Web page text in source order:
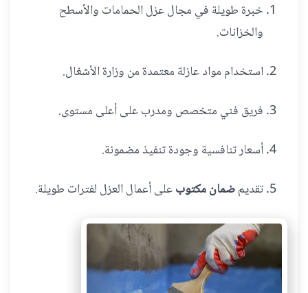
خبرة طويلة في مجال عزل الحمامات والأسطح
والخزانات.
استخدام مواد عازلة معتمدة من وزارة الأشغال.
فريق فني متخصص ومدرب على أعلى مستوى.
أسعار تنافسية وجودة تنفيذ مضمونة.
تقديمضمان مكتوبعلى أعمال العزل لفترات طويلة.